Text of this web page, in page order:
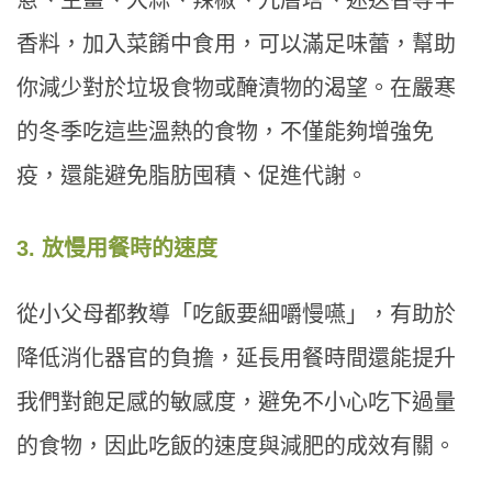
香料，加入菜餚中食用，可以滿足味蕾，幫助
你減少對於垃圾食物或醃漬物的渴望。在嚴寒
的冬季吃這些溫熱的食物，不僅能夠增強免
疫，還能避免脂肪囤積、促進代謝。
3. 放慢用餐時的速度
從小父母都教導「吃飯要細嚼慢嚥」，有助於
降低消化器官的負擔，延長用餐時間還能提升
我們對飽足感的敏感度，避免不小心吃下過量
的食物，因此吃飯的速度與減肥的成效有關。